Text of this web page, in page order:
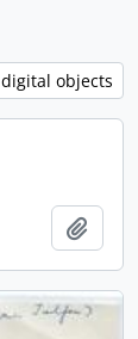
objects